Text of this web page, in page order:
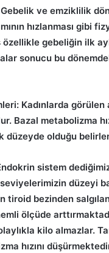
ve emziklilik
hızlanması gibi
özellikle gebeliğin ilk
sonucu bu
Kadınlarda görülen
Bazal metabolizma
düzeyde olduğu
sistem
düzeyi
tiroid bezinden
ölçüde
kilo almazlar.
hızını